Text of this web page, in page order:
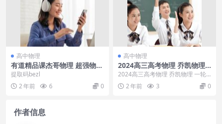
高中物理
有道精品课杰哥物理 超强物理
老师，你只要花三元就能考上
提取码bezl
2 年前
6 0
高中物理
2024高三高考物理 乔凯物理
一轮暑假班
2024高三高考物理 乔凯物理 一轮
暑假班目录：乔凯-01【高三】202
3年7-...
2 年前 3 0
作者信息